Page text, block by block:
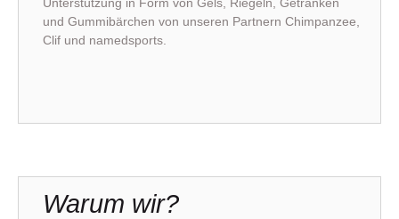
Unterstützung in Form von Gels, Riegeln, Getränken
und Gummibärchen von unseren Partnern Chimpanzee,
Clif und namedsports.
Warum wir?